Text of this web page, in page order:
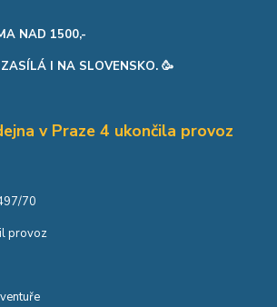
NAD 1500,-
I NA SLOVENSKO. 🥳
v Praze 4 ukončila provoz
70
provoz